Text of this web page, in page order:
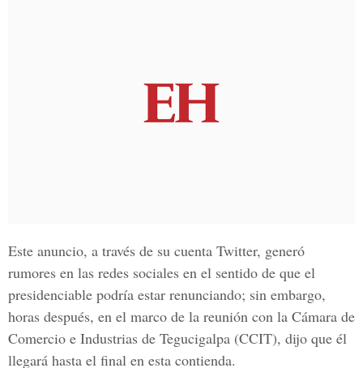
Este anuncio, a través de su cuenta Twitter, generó
rumores en las redes sociales en el sentido de que el
presidenciable podría estar renunciando; sin embargo,
horas después, en el marco de la reunión con la Cámara de
Comercio e Industrias de Tegucigalpa (CCIT), dijo que él
llegará hasta el final en esta contienda.